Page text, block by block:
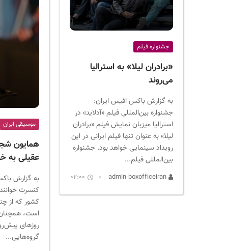
جشنواره فیلم
«برادران لیلا» به استرالیا
می‌روند
به گزارش باکس افیس ایران:
جشنواره بین‌المللی فیلم «آدلاید» در
استرالیا میزبان نمایش فیلم «برادران
لیلا» به عنوان تنها فیلم ایرانی در این
رویداد سینمایی خواهد بود. جشنواره
بین‌المللی فیلم...
02:00
موسیقی ایران
همایون
عقیلی به
به گزارش
کنسرت
کشور که از
است، همچنان
روزهای
گروه‌هایی...